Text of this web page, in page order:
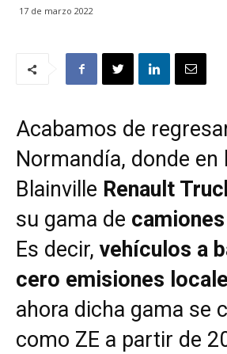
17 de marzo 2022
Acabamos de
Normandía, donde en
Blainville Renault
su gama de
Es decir, vehículos a
cero emisiones
ahora dicha gama se
como ZE a partir de